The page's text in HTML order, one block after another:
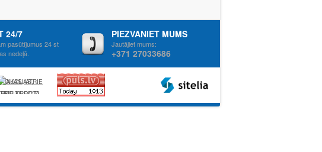
24/7
pasūtījumus 24 st
nedeļā.
PIEZVANIET MUMS
Jautājiet mums:
+371 27033686
ATRIE
OCTA,